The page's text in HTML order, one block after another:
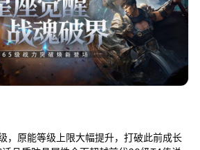
，原能等级上限大幅提升，打破此前成长